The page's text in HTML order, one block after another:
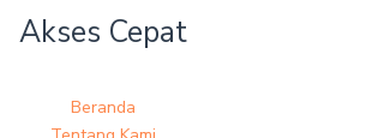
Akses Cepat
Beranda